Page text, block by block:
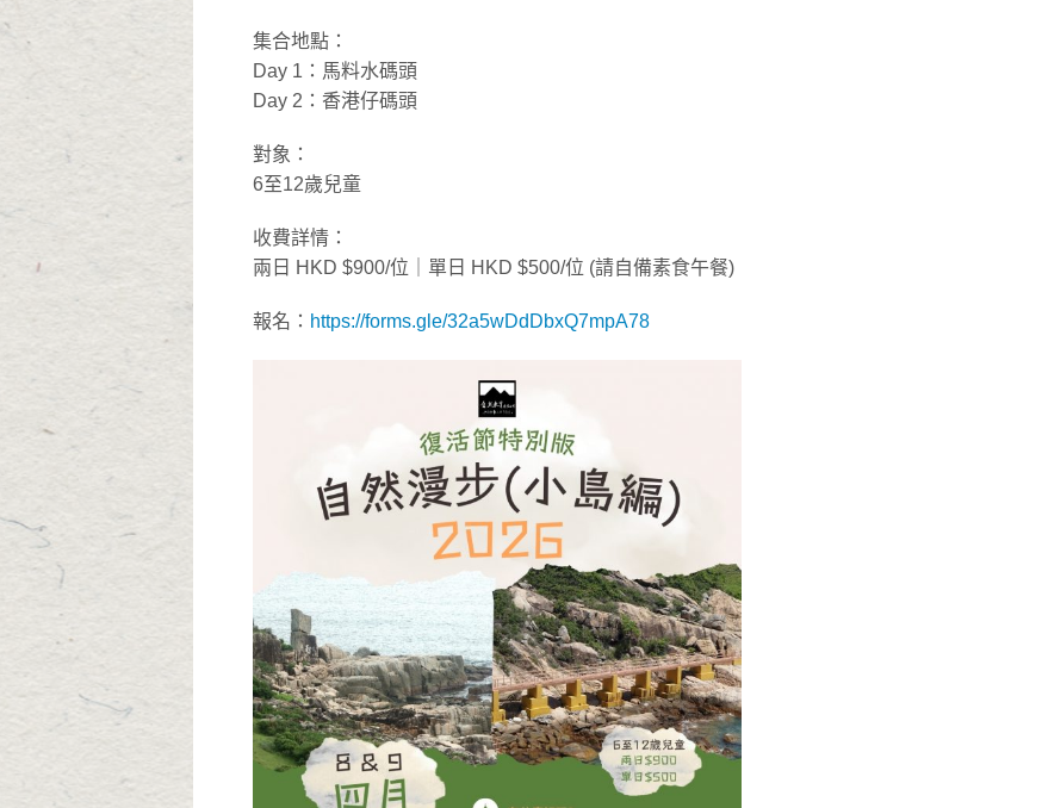
集合地點：
Day 1：馬料水碼頭
Day 2：香港仔碼頭
對象：
6至12歲兒童
收費詳情：
兩日 HKD $900/位｜單日 HKD $500/位 (請自備素食午餐)
報名： https://forms.gle/32a5wDdDbxQ7mpA78